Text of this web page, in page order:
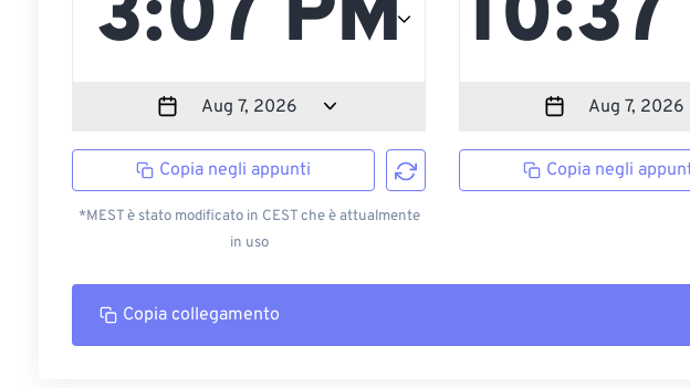
Copia negli appunti
*MEST è stato modificato in CEST che è attualmente
in uso
Copia negli
Copia collegamento